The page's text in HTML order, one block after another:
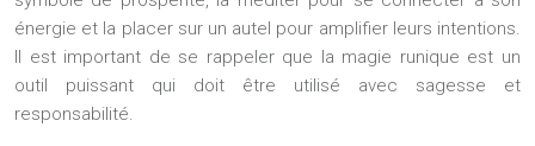
énergie et la placer sur un autel pour amplifier leurs intentions.
Il est important de se rappeler que la magie runique est un
outil puissant qui doit être utilisé avec sagesse et
responsabilité.